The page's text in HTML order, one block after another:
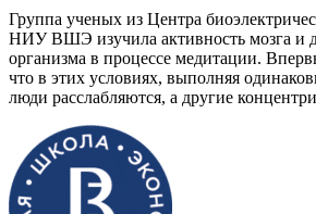
Группа ученых из Центра
НИУ ВШЭ изучила активность мозга и
организма в процессе медитации.
что в этих условиях, выполняя
люди расслабляются, а другие